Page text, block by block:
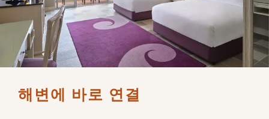
해변에 바로 연결